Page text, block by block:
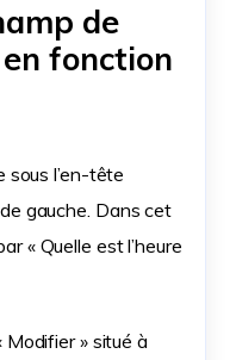
de
fonction
sous l’en-tête
gauche. Dans cet
« Quelle est l’heure
Modifier » situé à